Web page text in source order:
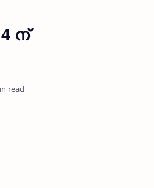
ന്
read